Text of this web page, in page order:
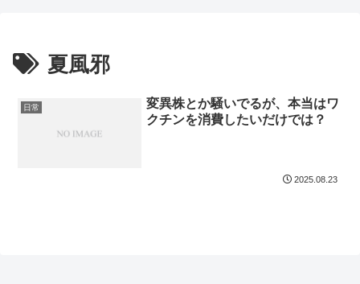
夏風邪
日常
変異株とか騒いでるが、本当はワ
クチンを消費したいだけでは？
2025.08.23